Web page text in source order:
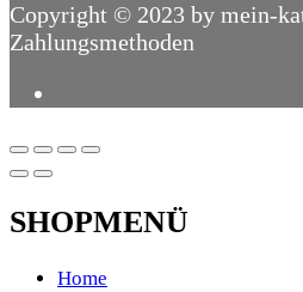
Copyright © 2023 by mein-
Zahlungsmethoden
SHOPMENÜ
Home